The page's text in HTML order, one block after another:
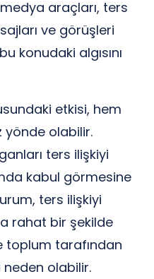
araçları, ters
ve görüşleri
konudaki algısını
etkisi, hem
yönde olabilir.
ters ilişkiyi
kabul görmesine
ters ilişkiyi
rahat bir şekilde
toplum tarafından
neden olabilir.